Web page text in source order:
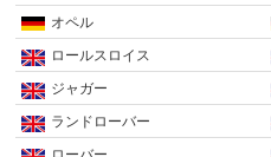
オペル
ロールスロイス
ジャガー
ランドローバー